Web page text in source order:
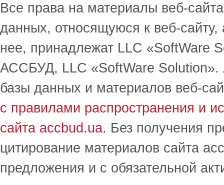
Все права на материалы веб-
данных, относящуюся к веб-
нее, принадлежат LLC
АССБУД, LLC «SoftWare Solution».
базы данных и материалов веб-
с правилами распространения и
сайта accbud.ua. Без получения
цитирование материалов сайта
предложения и с обязательной